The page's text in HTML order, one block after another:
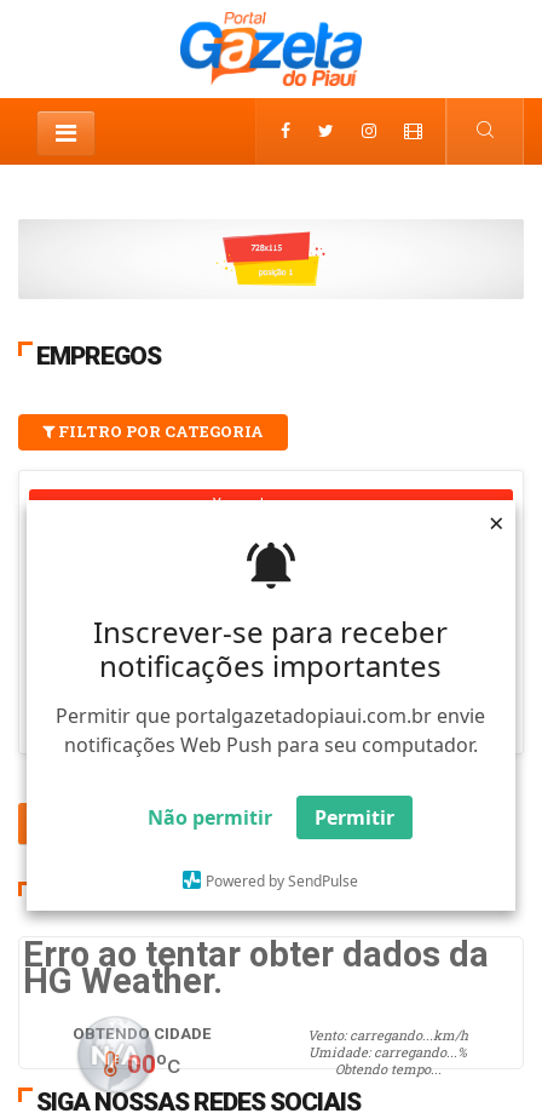
Inscrever-se para receber
notificações importantes
Permitir que portalgazetadopiaui.com.br envie
notificações Web Push para seu computador.
Não permitir Permitir
Powered by SendPulse
×
Inscrever-se para receber
notificações importantes
Permitir que portalgazetadopiaui.com.br envie
notificações Web Push para seu computador.
Não permitir Permitir
Powered by SendPulse
×
EMPREGOS
FILTRO POR CATEGORIA
Vagas de emprego
Analista de marketing
Necessito de Analista de marketing
(99) 9.9999-9999
1 Avançar
Erro ao tentar obter dados da
HG Weather.
OBTENDO CIDADE
00ºc
Vento:carregando...km/h
Umidade:carregando... %
Obtendo tempo...
SIGA NOSSAS REDES SOCIAIS